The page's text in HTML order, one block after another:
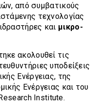
από συμβατικούς
τεχνολογίας
και μικρο-
ακολουθεί τις
υποδείξεις
Ενέργειας, της
Ενέργειας και του
Institute.